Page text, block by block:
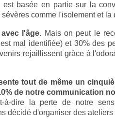
est basée en partie sur la
comme l'isolement et la
l'âge. Mais on peut le
mal identifiée) et 30% des
rejaillissent grâce à
tout de même un
de notre communication
à-dire la perte de notre
décidé d'organiser des